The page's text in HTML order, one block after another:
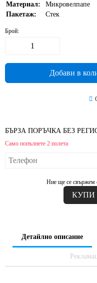
Материал:
Микровелпапе
Пакетаж:
Стек
Брой:
БЪРЗА ПОРЪЧКА БЕЗ
Само попълнете 2 полета
Ние ще се свържем
Детайлно описание